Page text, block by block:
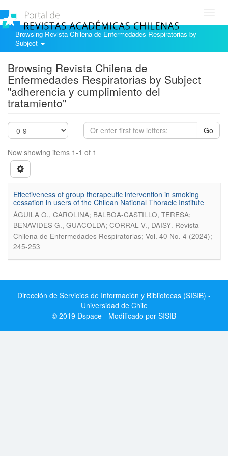
Browsing Revista Chilena de Enfermedades Respiratorias by
Subject
Browsing Revista Chilena de
Enfermedades Respiratorias by Subject
"adherencia y cumplimiento del
tratamiento"
Go
Now showing items 1-1 of 1
Effectiveness of group therapeutic intervention in smoking
cessation in users of the Chilean National Thoracic Institute
ÁGUILA O., CAROLINA; BALBOA-CASTILLO, TERESA;
BENAVIDES G., GUACOLDA; CORRAL V., DAISY. Revista
Chilena de Enfermedades Respiratorias; Vol. 40 No. 4 (2024);
245-253
Dirección de Servicios de Información y Bibliotecas (SISIB) -
Universidad de Chile
© 2019 Dspace - Modificado por SISIB